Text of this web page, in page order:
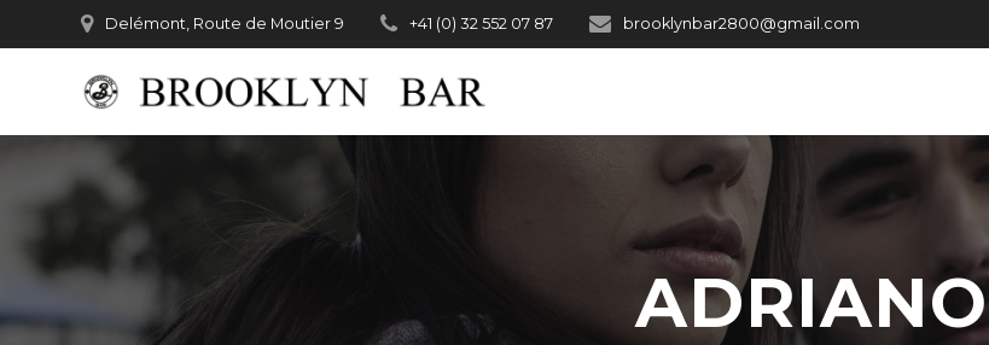
Delémont, Route de Moutier 9 +41 (0) 32 552 07 87 brooklynbar2800@gmail.com
ADRIANO